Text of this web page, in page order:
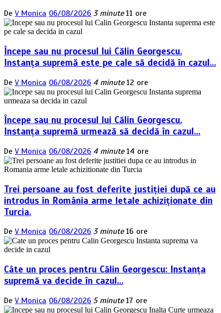
De V Monica 06/08/2026 3 minute 11 ore
Începe sau nu procesul lui Călin Georgescu.
Instanța supremă este pe cale să decidă în cazul…
De V Monica 06/08/2026 4 minute 12 ore
Începe sau nu procesul lui Călin Georgescu.
Instanța supremă urmează să decidă în cazul…
De V Monica 06/08/2026 4 minute 14 ore
Trei persoane au fost deferite justiției după ce au
introdus în România arme letale achiziționate din
Turcia.
De V Monica 06/08/2026 3 minute 16 ore
Câte un proces pentru Călin Georgescu: Instanța
supremă va decide în cazul…
De V Monica 06/08/2026 5 minute 17 ore